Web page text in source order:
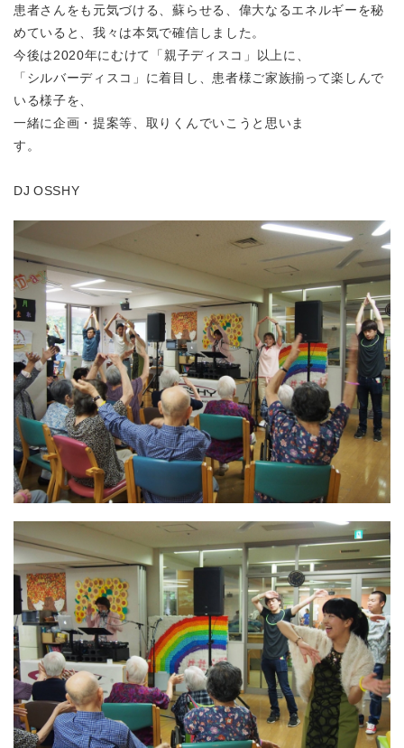
患者さんをも元気づける、蘇らせる、偉大なるエネルギーを秘
めていると、我々は本気で確信しました。
今後は2020年にむけて「親子ディスコ」以上に、
「シルバーディスコ」に着目し、患者様ご家族揃って楽しんで
いる様子を、
一緒に企画・提案等、取りくんでいこうと思いま
す。
DJ OSSHY